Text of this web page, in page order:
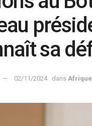
sa
02/11/2024 dans